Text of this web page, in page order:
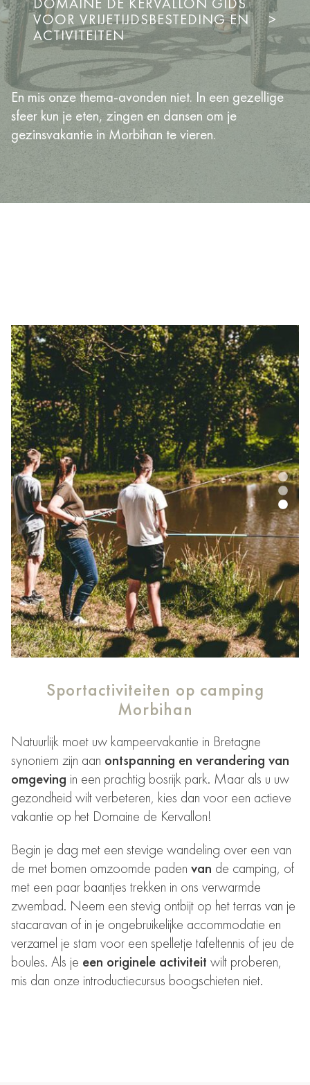
VOOR VRIJETIJDSBESTEDING EN
ACTIVITEITEN
>
En mis onze thema-avonden niet. In een gezellige
sfeer kun je eten, zingen en dansen om je
gezinsvakantie in Morbihan te vieren.
Sportactiviteiten op camping
Morbihan
Natuurlijk moet uw kampeervakantie in Bretagne
synoniem zijn aan ontspanning en verandering van
omgeving in een prachtig bosrijk park. Maar als u uw
gezondheid wilt verbeteren, kies dan voor een actieve
vakantie op het Domaine de Kervallon!
Begin je dag met een stevige wandeling over een van
de met bomen omzoomde paden van de camping, of
met een paar baantjes trekken in ons verwarmde
zwembad. Neem een stevig ontbijt op het terras van je
stacaravan of in je ongebruikelijke accommodatie en
verzamel je stam voor een spelletje tafeltennis of jeu de
boules. Als je een originele activiteit wilt proberen,
mis dan onze introductiecursus boogschieten niet.